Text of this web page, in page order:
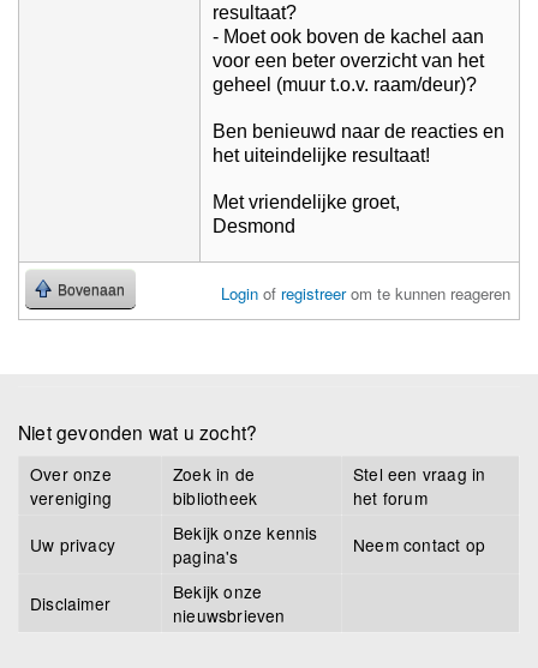
resultaat?
- Moet ook boven de kachel aan
voor een beter overzicht van het
geheel (muur t.o.v. raam/deur)?
Ben benieuwd naar de reacties en
het uiteindelijke resultaat!
Met vriendelijke groet,
Desmond
Bovenaan Login of registreerom te kunnen reageren
Niet gevonden wat u zocht?
Over onze
vereniging
Zoek in de
bibliotheek
Stel een vraag in
het forum
Uw privacy
Bekijk onze kennis
pagina's
Neem contact op
Disclaimer
Bekijk onze
nieuwsbrieven